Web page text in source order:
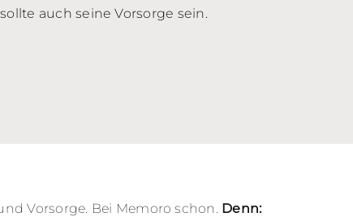
sollte auch seine Vorsorge sein.
Vorsorge. Bei Memoro schon. Denn: